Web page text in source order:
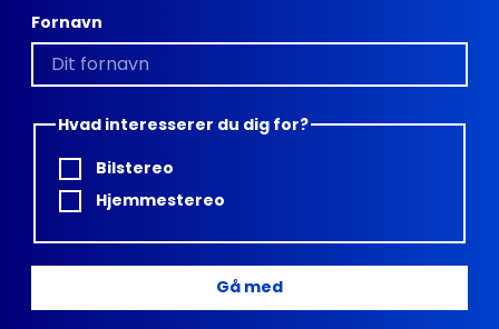
Fornavn
Hvad interesserer du dig for?
Bilstereo
Hjemmestereo
Gå med